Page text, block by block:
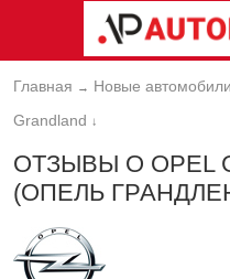
Главная → Новые автомобили
Grandland ↓
ОТЗЫВЫ О OPEL
(ОПЕЛЬ